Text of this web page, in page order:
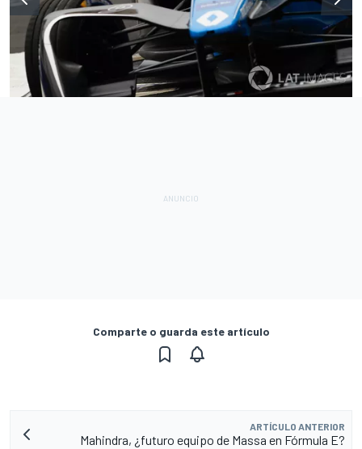
Comparte o guarda este artículo
ARTÍCULO ANTERIOR
Mahindra, ¿futuro equipo de Massa en Fórmula E?